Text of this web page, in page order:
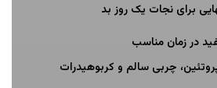
برای نجات یک روز بد
در زمان مناسب
چربی سالم و کربوهیدرات